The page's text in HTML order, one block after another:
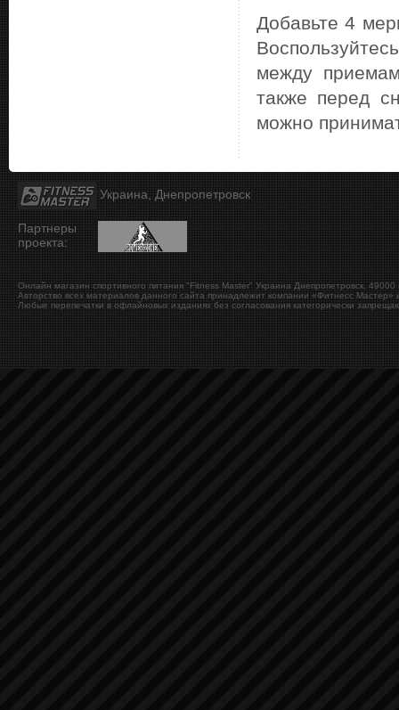
Добавьте 4
между
также перед
можно
Украина, Днепропетровск
Партнеры
проекта:
Онлайн магазин спортивного питания "Fitness Master" Украина Днепропетровск, 49000
Авторство всех материалов данного сайта принадлежит компании «Фитнесс Мастер»
Любые перепечатки в офлайновых изданиях без согласования категорически